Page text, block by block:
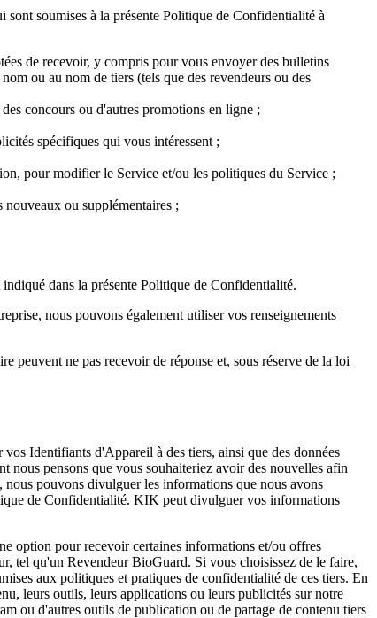
soumises à la présente Politique de Confidentialité à
de recevoir, y compris pour vous envoyer des bulletins
ou au nom de tiers (tels que des revendeurs ou des
concours ou d'autres promotions en ligne ;
spécifiques qui vous intéressent ;
pour modifier le Service et/ou les politiques du Service ;
ou supplémentaires ;
dans la présente Politique de Confidentialité.
nous pouvons également utiliser vos renseignements
peuvent ne pas recevoir de réponse et, sous réserve de la loi
Identifiants d'Appareil à des tiers, ainsi que des données
nous pensons que vous souhaiteriez avoir des nouvelles afin
pouvons divulguer les informations que nous avons
de Confidentialité. KIK peut divulguer vos informations
option pour recevoir certaines informations et/ou offres
tel qu'un Revendeur BioGuard. Si vous choisissez de le faire,
aux politiques et pratiques de confidentialité de ces tiers. En
leurs outils, leurs applications ou leurs publicités sur notre
ou d'autres outils de publication ou de partage de contenu tiers